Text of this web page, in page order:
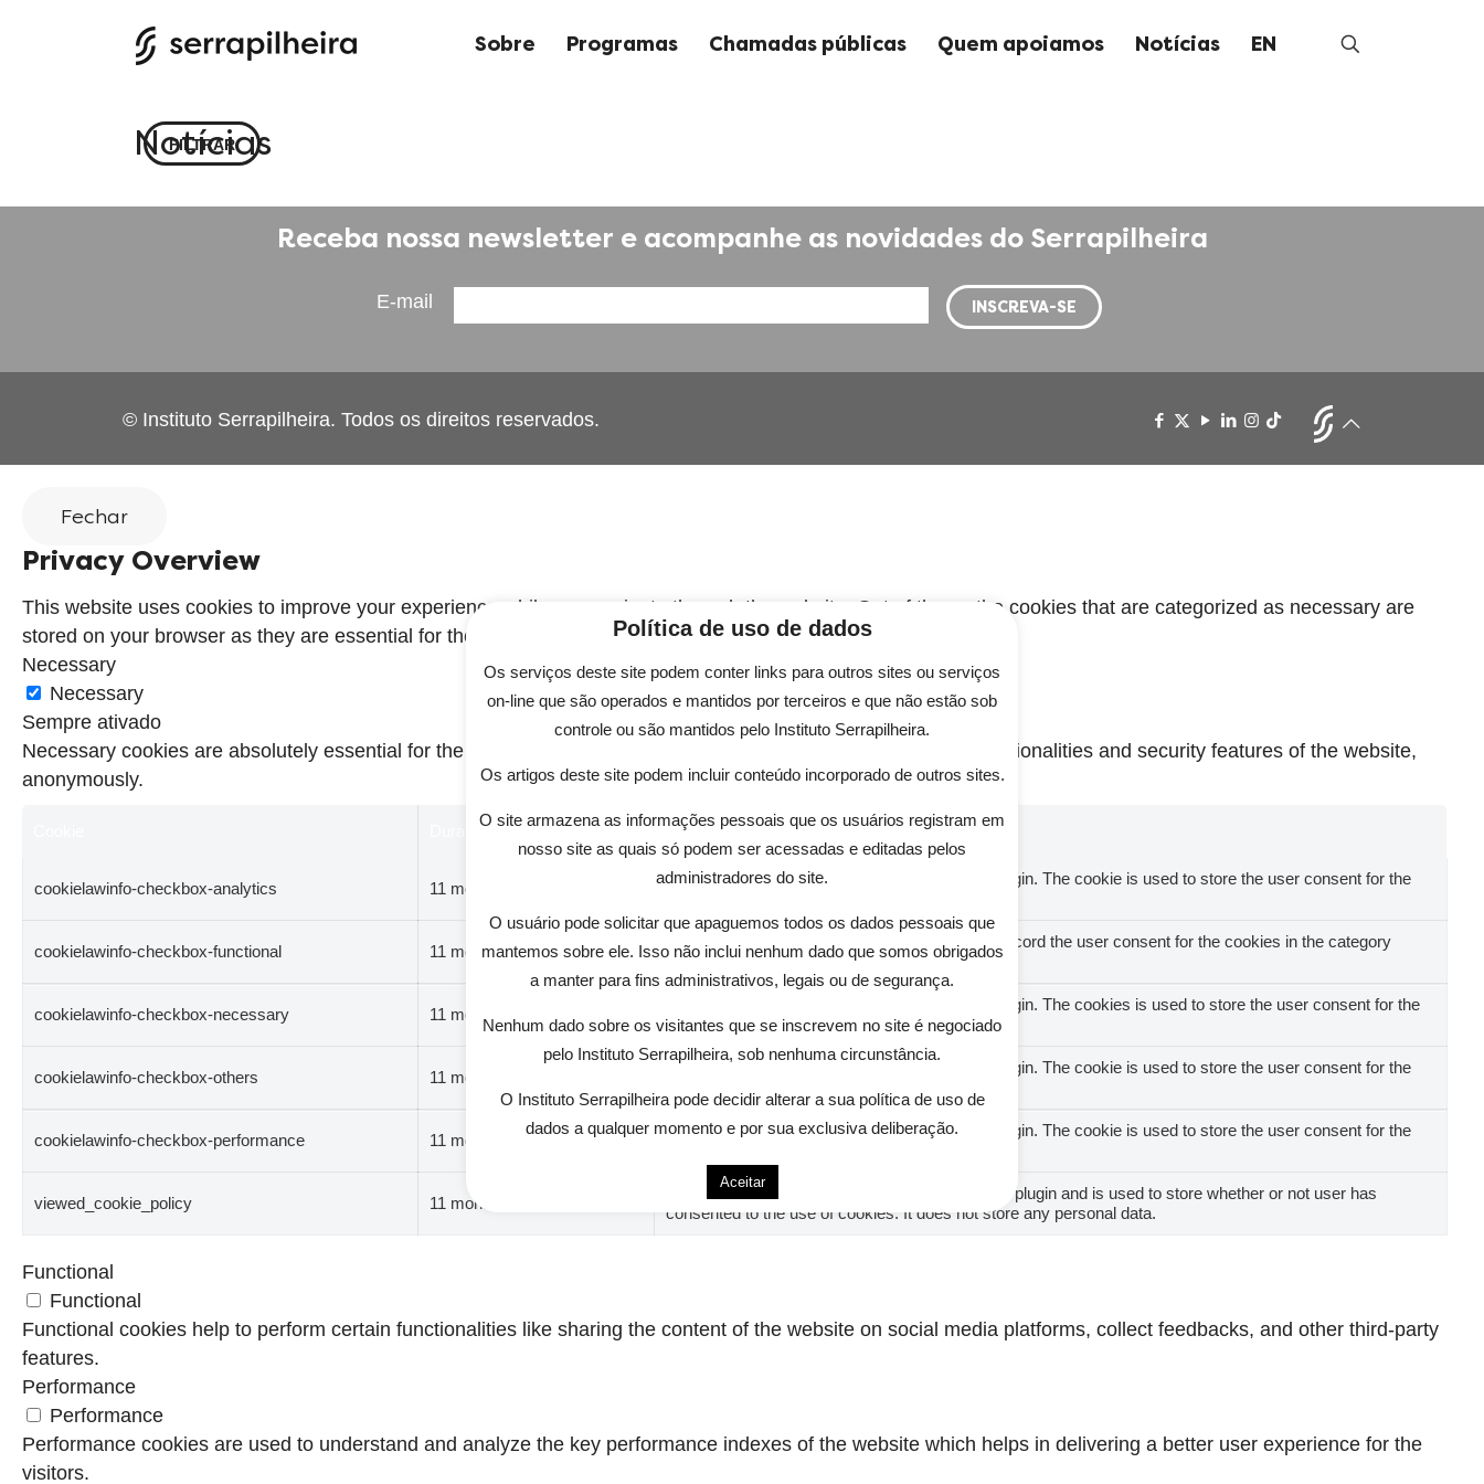
Sobre Programas Chamadas públicas Quem apoiamos Notícias EN
Notícias
FILTRAR
Receba nossa newsletter e acompanhe as novidades do Serrapilheira
E-mail
© Instituto Serrapilheira. Todos os direitos reservados.
Política de uso de dados
Os serviços deste site podem conter links para outros sites ou serviços
on-line que são operados e mantidos por terceiros e que não estão sob
controle ou são mantidos pelo Instituto Serrapilheira.
Os artigos deste site podem incluir conteúdo incorporado de outros sites.
O site armazena as informações pessoais que os usuários registram em
nosso site as quais só podem ser acessadas e editadas pelos
administradores do site.
O usuário pode solicitar que apaguemos todos os dados pessoais que
mantemos sobre ele. Isso não inclui nenhum dado que somos obrigados
a manter para fins administrativos, legais ou de segurança.
Nenhum dado sobre os visitantes que se inscrevem no site é negociado
pelo Instituto Serrapilheira, sob nenhuma circunstância.
O Instituto Serrapilheira pode decidir alterar a sua política de uso de
dados a qualquer momento e por sua exclusiva deliberação.
Aceitar
Fechar
Privacy Overview
This website uses cookies to improve your experience while you navigate through the website. Out of these, the cookies that are categorized as necessary are
stored on your browser as they are essential for the working of basic functionalities of the...
Necessary
Necessary
Sempre ativado
Necessary cookies are absolutely essential for the website to function properly. These cookies ensure basic functionalities and security features of the website,
anonymously.
Duração Descrição
cookielawinfo-checkbox-analytics 11 months
This cookie is set by GDPR Cookie Consent plugin. The cookie is used to store the user consent for the
cookielawinfo-checkbox-functional 11 months
The cookie is set by GDPR cookie consent to record the user consent for the cookies in the category
"Functional".
cookielawinfo-checkbox-necessary 11 months
This cookie is set by GDPR Cookie Consent plugin. The cookies is used to store the user consent for the
cookies in the category "Necessary".
cookielawinfo-checkbox-others 11 months
This cookie is set by GDPR Cookie Consent plugin. The cookie is used to store the user consent for the
cookielawinfo-checkbox-performance 11 months
This cookie is set by GDPR Cookie Consent plugin. The cookie is used to store the user consent for the
viewed_cookie_policy 11 months
The cookie is set by the GDPR Cookie Consent plugin and is used to store whether or not user has
consented to the use of cookies. It does not store any personal data.
Functional
Functional
Functional cookies help to perform certain functionalities like sharing the content of the website on social media platforms, collect feedbacks, and other third-party
features.
Performance
Performance
Performance cookies are used to understand and analyze the key performance indexes of the website which helps in delivering a better user experience for the
visitors.